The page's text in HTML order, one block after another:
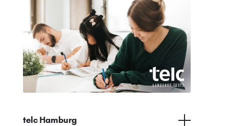
telc Hamburg